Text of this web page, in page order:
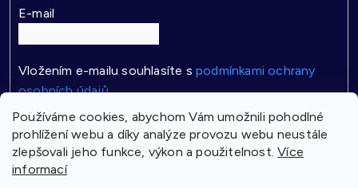
Používáme cookies, abychom Vám umožnili pohodlné
prohlížení webu a díky analýze provozu webu neustále
zlepšovali jeho funkce, výkon a použitelnost.Více
informací
E-mail
Vložením e-mailu souhlasíte s podmínkami ochrany
osobních údajů
PŘIHLÁSIT SE